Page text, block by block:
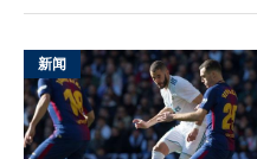
新闻